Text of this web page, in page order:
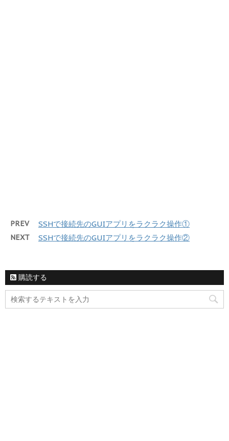
PREV SSHで接続先のGUIアプリをラクラク操作①
NEXT SSHで接続先のGUIアプリをラクラク操作②
購読する